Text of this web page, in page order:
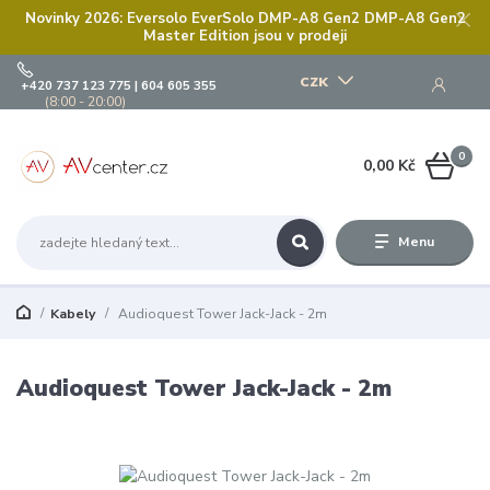
Novinky 2026: Eversolo EverSolo DMP-A8 Gen2 DMP-A8 Gen2
Master Edition jsou v prodeji
Menu
CZK
+420 737 123 775 | 604 605 355
(8:00 - 20:00)
0
0,00 Kč
Kabely Audioquest Tower Jack-Jack - 2m
Audioquest Tower Jack-Jack - 2m